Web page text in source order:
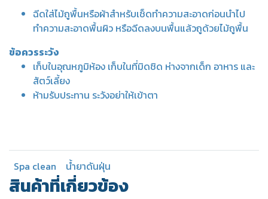
ฉีดใส่ไม้ถูพื้นหรือผ้าสำหรับเช็ดทำความสะอาดก่อนนำไป
ทำความสะอาดพื้นผิว หรือฉีดลงบนพื้นแล้วถูด้วยไม้ถูพื้น
ข้อควรระวัง
เก็บในอุณหภูมิห้อง เก็บในที่มิดชิด ห่างจากเด็ก อาหาร และ
สัตว์เลี้ยง
ห้ามรับประทาน ระวังอย่าให้เข้าตา
Spa clean น้ำยาดันฝุ่น
สินค้าที่เกี่ยวข้อง